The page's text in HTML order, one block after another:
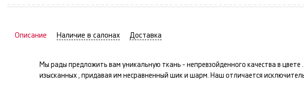
Описание Наличие в салонах Доставка
Мы рады предложить вам уникальную ткань - непревзойденного качества в цвете
изысканных , придавая им несравненный шик и шарм. Наш отличается